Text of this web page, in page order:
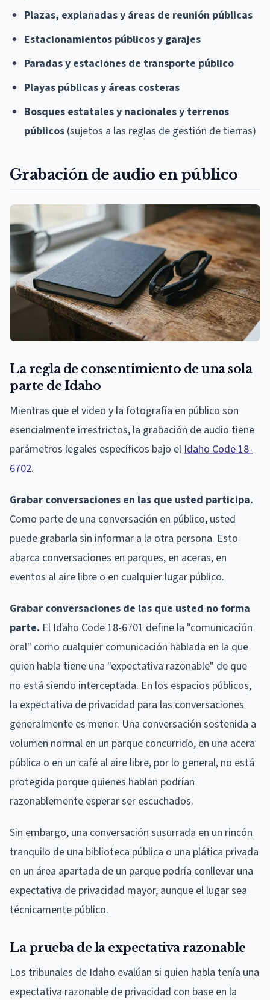
Plazas, explanadas y áreas de reunión públicas
Estacionamientos públicos y garajes
Paradas y estaciones de transporte público
Playas públicas y áreas costeras
Bosques estatales y nacionales y terrenos
públicos (sujetos a las reglas de gestión de tierras)
Grabación de audio en público
La regla de consentimiento de una sola
parte de Idaho
Mientras que el video y la fotografía en público son
esencialmente irrestrictos, la grabación de audio tiene
parámetros legales específicos bajo el Idaho Code 18-
6702.
Grabar conversaciones en las que usted participa.
Como parte de una conversación en público, usted
puede grabarla sin informar a la otra persona. Esto
abarca conversaciones en parques, en aceras, en
eventos al aire libre o en cualquier lugar público.
Grabar conversaciones de las que usted no forma
parte. El Idaho Code 18-6701 define la "comunicación
oral" como cualquier comunicación hablada en la que
quien habla tiene una "expectativa razonable" de que
no está siendo interceptada. En los espacios públicos,
la expectativa de privacidad para las conversaciones
generalmente es menor. Una conversación sostenida a
volumen normal en un parque concurrido, en una acera
pública o en un café al aire libre, por lo general, no está
protegida porque quienes hablan podrían
razonablemente esperar ser escuchados.
Sin embargo, una conversación susurrada en un rincón
tranquilo de una biblioteca pública o una plática privada
en un área apartada de un parque podría conllevar una
expectativa de privacidad mayor, aunque el lugar sea
técnicamente público.
La prueba de la expectativa razonable
Los tribunales de Idaho evalúan si quien habla tenía una
expectativa razonable de privacidad con base en la